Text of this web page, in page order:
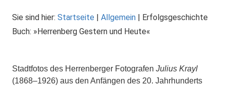
HEUTE«
Sie sind hier: Startseite | Allgemein | Erfolgsgeschichte
Buch: »Herrenberg Gestern und Heute«
Stadtfotos des Herrenberger Fotografen Julius Krayl
(1868–1926) aus den Anfän­gen des 20. Jahrhunderts